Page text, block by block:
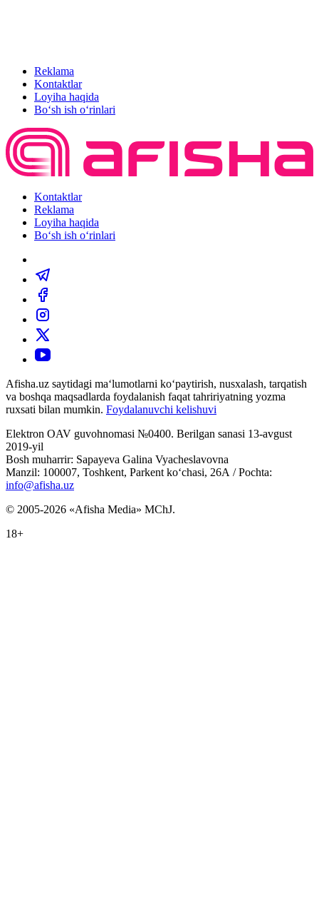
Reklama
Kontaktlar
Loyiha haqida
Bo‘sh ish o‘rinlari
Kontaktlar
Reklama
Loyiha haqida
Bo‘sh ish o‘rinlari
Afisha.uz saytidagi ma‘lumotlarni ko‘paytirish, nusxalash, tarqatish
va boshqa maqsadlarda foydalanish faqat tahririyatning yozma
ruxsati bilan mumkin. Foydalanuvchi kelishuvi
Elektron OAV guvohnomasi №0400. Berilgan sanasi 13-avgust
2019-yil
Bosh muharrir: Sapayeva Galina Vyacheslavovna
Manzil: 100007, Toshkent, Parkent ko‘chasi, 26А / Pochta:
info@afisha.uz
© 2005-2026 «Afisha Media» MChJ.
18+